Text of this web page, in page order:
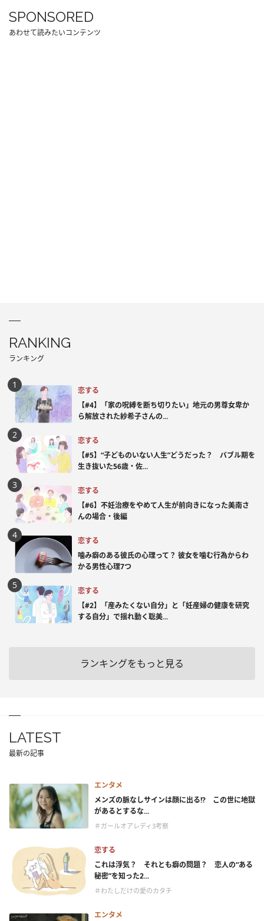
SPONSORED
あわせて読みたいコンテンツ
RANKING
ランキング
恋する
【#4】「家の呪縛を断ち切りたい」地元の男尊女卑か
ら解放された紗希子さんの...
恋する
【#5】“子どものいない人生”どうだった？ バブル期を
生き抜いた56歳・佐...
恋する
【#6】不妊治療をやめて人生が前向きになった美南さ
んの場合・後編
恋する
噛み癖のある彼氏の心理って？ 彼女を噛む行為からわ
かる男性心理7つ
恋する
【#2】「産みたくない自分」と「妊産婦の健康を研究
する自分」で揺れ動く聡美...
ランキングをもっと見る
LATEST
最新の記事
エンタメ
メンズの脈なしサインは顔に出る!? この世に地獄
があるとするな...
＃ガールオアレディ3考察
恋する
これは浮気？ それとも癖の問題？ 恋人の“ある
秘密”を知った2...
＃わたしだけの愛のカタチ
エンタメ